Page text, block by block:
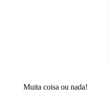
Muita coisa ou nada!